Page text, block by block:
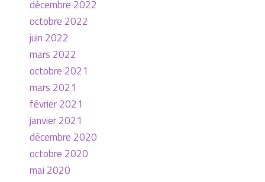
décembre 2022
octobre 2022
juin 2022
mars 2022
octobre 2021
mars 2021
février 2021
janvier 2021
décembre 2020
octobre 2020
mai 2020